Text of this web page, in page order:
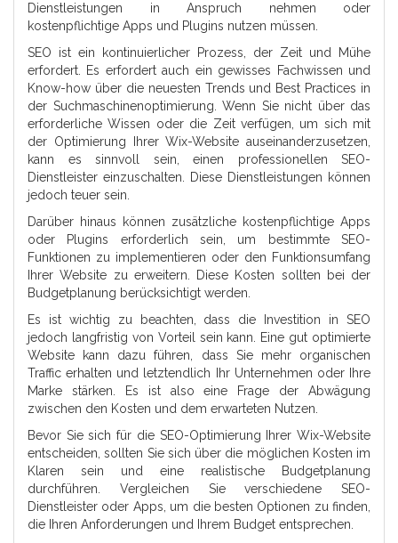
Dienstleistungen in Anspruch nehmen oder
kostenpflichtige Apps und Plugins nutzen müssen.
SEO ist ein kontinuierlicher Prozess, der Zeit und Mühe
erfordert. Es erfordert auch ein gewisses Fachwissen und
Know-how über die neuesten Trends und Best Practices in
der Suchmaschinenoptimierung. Wenn Sie nicht über das
erforderliche Wissen oder die Zeit verfügen, um sich mit
der Optimierung Ihrer Wix-Website auseinanderzusetzen,
kann es sinnvoll sein, einen professionellen SEO-
Dienstleister einzuschalten. Diese Dienstleistungen können
jedoch teuer sein.
Darüber hinaus können zusätzliche kostenpflichtige Apps
oder Plugins erforderlich sein, um bestimmte SEO-
Funktionen zu implementieren oder den Funktionsumfang
Ihrer Website zu erweitern. Diese Kosten sollten bei der
Budgetplanung berücksichtigt werden.
Es ist wichtig zu beachten, dass die Investition in SEO
jedoch langfristig von Vorteil sein kann. Eine gut optimierte
Website kann dazu führen, dass Sie mehr organischen
Traffic erhalten und letztendlich Ihr Unternehmen oder Ihre
Marke stärken. Es ist also eine Frage der Abwägung
zwischen den Kosten und dem erwarteten Nutzen.
Bevor Sie sich für die SEO-Optimierung Ihrer Wix-Website
entscheiden, sollten Sie sich über die möglichen Kosten im
Klaren sein und eine realistische Budgetplanung
durchführen. Vergleichen Sie verschiedene SEO-
Dienstleister oder Apps, um die besten Optionen zu finden,
die Ihren Anforderungen und Ihrem Budget entsprechen.